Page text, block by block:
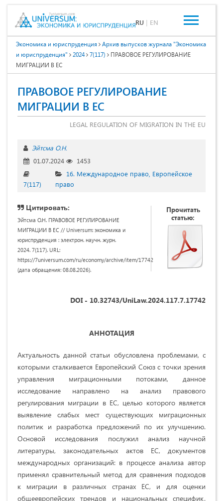
RU | EN
Экономика и юриспруденция
Архив выпусков журнала "Экономика
и юриспруденция"
2024 7(117)
ПРАВОВОЕ РЕГУЛИРОВАНИЕ
МИГРАЦИИ В ЕС
ПРАВОВОЕ РЕГУЛИРОВАНИЕ
МИГРАЦИИ В ЕС
LEGAL REGULATION OF MIGRATION IN THE EU
Эйтсма О.Н.
01.07.2024
1453
7(117)
16. Международное право, Европейское
право
Цитировать:
Эйтсма О.Н. ПРАВОВОЕ РЕГУЛИРОВАНИЕ
МИГРАЦИИ В ЕС // Universum: экономика и
юриспруденция : электрон. научн. журн.
2024. 7(117). URL:
https://7universum.com/ru/economy/archive/item/17742
(дата обращения: 08.08.2026).
Прочитать
статью:
DOI - 10.32743/UniLaw.2024.117.7.17742
АННОТАЦИЯ
Актуальность данной статьи обусловлена проблемами, с
которыми сталкивается Европейский Союз с точки зрения
управления миграционными потоками, данное
исследование направлено на анализ правового
регулирования миграции в ЕС, целью которого является
выявление слабых мест существующих миграционных
политик и разработка предложений по их улучшению.
Основой исследования послужил анализ научной
литературы, законодательных актов ЕС, документов
международных организаций: в процессе анализа автор
применял сравнительный метод для сравнения подходов
к миграции в различных странах ЕС, и для оценки
общеевропейских трендов и национальных специфик.